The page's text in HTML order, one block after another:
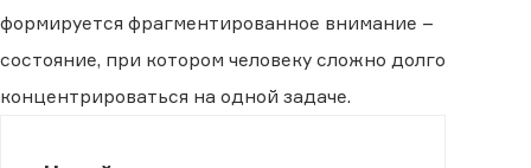
формируется фрагментированное внимание –
состояние, при котором человеку сложно долго
концентрироваться на одной задаче.